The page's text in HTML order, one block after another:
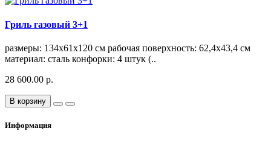
Гриль газовый 3+1
размеры: 134х61х120 см рабочая поверхность: 62,4х43,4 см
материал: сталь конфорки: 4 штук (..
28 600.00 р.
В корзину
Информация